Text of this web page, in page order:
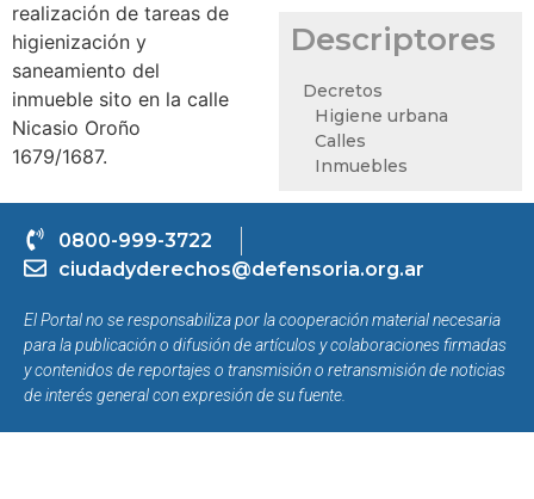
realización de tareas de
higienización y
saneamiento del
inmueble sito en la calle
Nicasio Oroño
1679/1687.
Descriptores
Decretos
Higiene urbana
Calles
Inmuebles
0800-999-3722
ciudadyderechos@defensoria.org.ar
El Portal no se responsabiliza por la cooperación material necesaria
para la publicación o difusión de artículos y colaboraciones firmadas
y contenidos de reportajes o transmisión o retransmisión de noticias
de interés general con expresión de su fuente.